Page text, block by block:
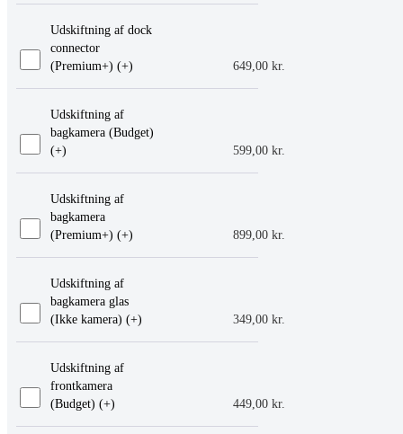
Udskiftning af dock
connector
(Premium+) (+
649,00 kr.
)
Udskiftning af
bagkamera (Budget)
(+
599,00 kr.
)
Udskiftning af
bagkamera
(Premium+) (+
899,00 kr.
)
Udskiftning af
bagkamera glas
(Ikke kamera) (+
349,00 kr.
)
Udskiftning af
frontkamera
(Budget) (+
449,00 kr.
)